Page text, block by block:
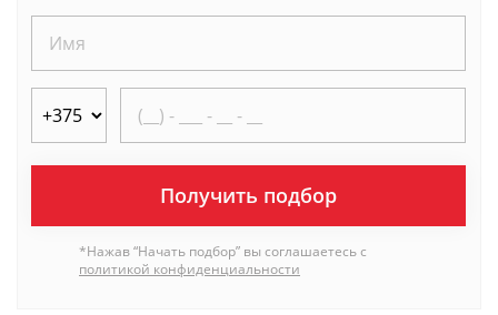
Получить подбор
*Нажав “Начать подбор” вы соглашаетесь с
политикой конфиденциальности